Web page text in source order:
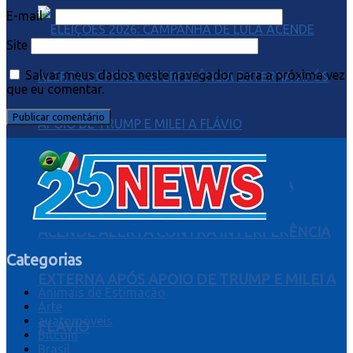
ELEIÇÕES 2026: CAMPANHA DE LULA
ACENDE ALERTA CONTRA INTERFERÊNCIA
EXTERNA APÓS APOIO DE TRUMP E MILEI A
FLÁVIO
E-mail*
Site
Salvar meus dados neste navegador para a próxima vez
que eu comentar.
Categorias
Animais de Estimação
Arte
auatomóveis
Bitcoin
Brasil